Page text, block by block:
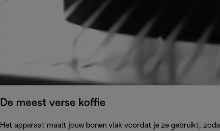
De meest verse koffie
Het apparaat maalt jouw bonen vlak voordat je ze gebruikt,